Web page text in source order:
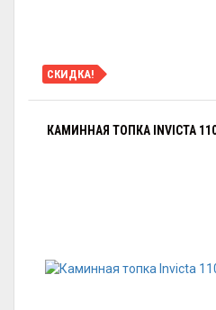
СКИДКА!
КАМИННАЯ ТОПКА INVICTA